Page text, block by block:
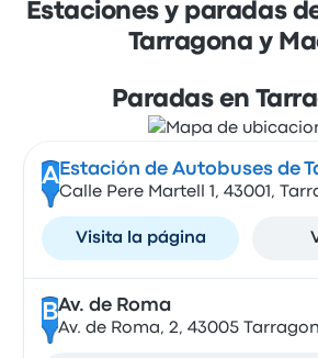
Estaciones y paradas
Tarragona y
Paradas en
A Estación de Autobuses de
Calle Pere Martell 1, 43001,
Visita la página
BAv. de Roma
Av. de Roma, 2, 43005